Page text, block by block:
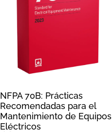
NFPA 70B: Prácticas
Recomendadas para el
Mantenimiento de Equipos
Eléctricos